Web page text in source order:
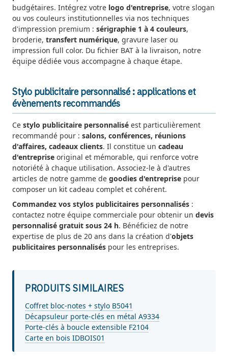
budgétaires. Intégrez votre logo d'entreprise, votre slogan
ou vos couleurs institutionnelles via nos techniques
d'impression premium : sérigraphie 1 à 4 couleurs,
broderie, transfert numérique, gravure laser ou
impression full color. Du fichier BAT à la livraison, notre
équipe dédiée vous accompagne à chaque étape.
Stylo publicitaire personnalisé : applications et
évènements recommandés
Ce stylo publicitaire personnalisé est particulièrement
recommandé pour : salons, conférences, réunions
d'affaires, cadeaux clients. Il constitue un cadeau
d'entreprise original et mémorable, qui renforce votre
notoriété à chaque utilisation. Associez-le à d'autres
articles de notre gamme de goodies d'entreprise pour
composer un kit cadeau complet et cohérent.
Commandez vos stylos publicitaires personnalisés :
contactez notre équipe commerciale pour obtenir un devis
personnalisé gratuit sous 24 h. Bénéficiez de notre
expertise de plus de 20 ans dans la création d'objets
publicitaires personnalisés pour les entreprises.
PRODUITS SIMILAIRES
Coffret bloc-notes + stylo B5041
Décapsuleur porte-clés en métal A9334
Porte-clés à boucle extensible F2104
Carte en bois IDBOIS01